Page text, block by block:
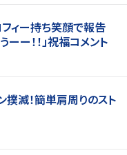
ィー持ち笑顔で報告
ー！！」祝福コメント
撲滅！簡単肩周りのスト